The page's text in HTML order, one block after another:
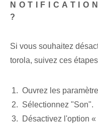
?
Si vous souhaitez
torola, suivez ces
Ouvrez les
Sélectionnez "Son".
Désactivez l'option «